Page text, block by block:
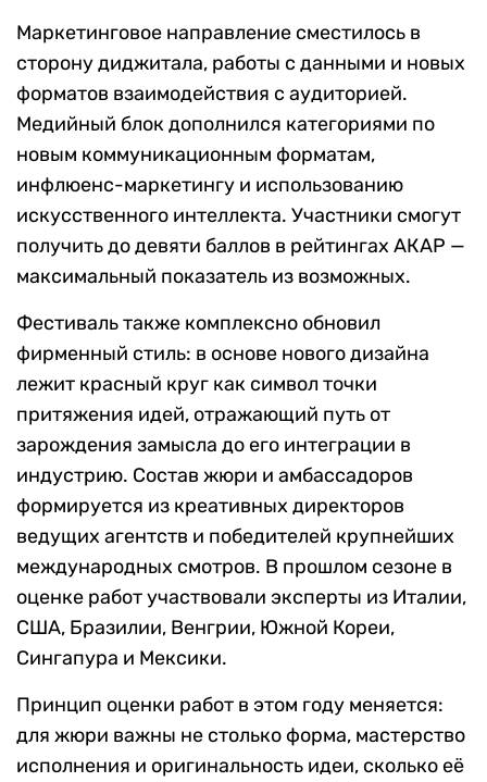
Маркетинговое направление сместилось в
сторону диджитала, работы с данными и новых
форматов взаимодействия с аудиторией.
Медийный блок дополнился категориями по
новым коммуникационным форматам,
инфлюенс-маркетингу и использованию
искусственного интеллекта. Участники смогут
получить до девяти баллов в рейтингах АКАР —
максимальный показатель из возможных.
Фестиваль также комплексно обновил
фирменный стиль: в основе нового дизайна
лежит красный круг как символ точки
притяжения идей, отражающий путь от
зарождения замысла до его интеграции в
индустрию. Состав жюри и амбассадоров
формируется из креативных директоров
ведущих агентств и победителей крупнейших
международных смотров. В прошлом сезоне в
оценке работ участвовали эксперты из Италии,
США, Бразилии, Венгрии, Южной Кореи,
Сингапура и Мексики.
Принцип оценки работ в этом году меняется:
для жюри важны не столько форма, мастерство
исполнения и оригинальность идеи, сколько её